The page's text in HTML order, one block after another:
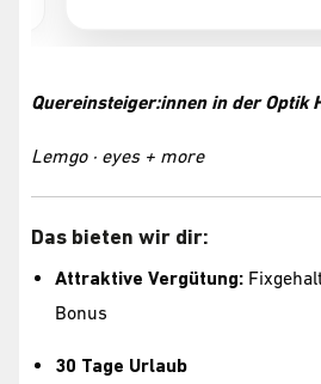
Quereinsteiger:innen in der Optik
Lemgo · eyes + more
Das bieten wir dir:
Attraktive Vergütung:
Bonus
30 Tage Urlaub